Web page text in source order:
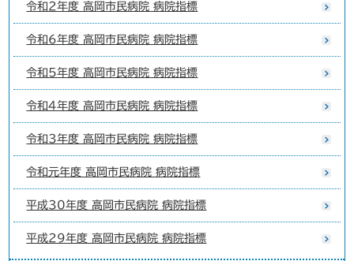
令和2年度 高岡市民病院 病院指標
令和6年度 高岡市民病院 病院指標
令和5年度 高岡市民病院 病院指標
令和4年度 高岡市民病院 病院指標
令和3年度 高岡市民病院 病院指標
令和元年度 高岡市民病院 病院指標
平成30年度 高岡市民病院 病院指標
平成29年度 高岡市民病院 病院指標